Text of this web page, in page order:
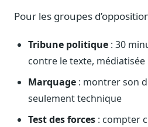
Pour les groupes
Tribune politique : 30
contre le texte, médiatisée
Marquage : montrer son
seulement technique
Test des forces : compter